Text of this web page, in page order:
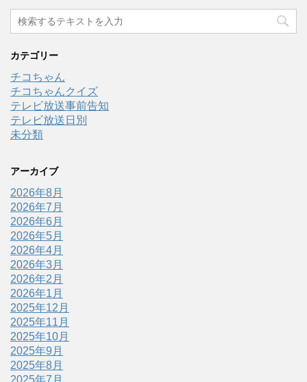
カテゴリー
チコちゃん
チコちゃんクイズ
テレビ放送事前告知
テレビ放送日別
未分類
アーカイブ
2026年8月
2026年7月
2026年6月
2026年5月
2026年4月
2026年3月
2026年2月
2026年1月
2025年12月
2025年11月
2025年10月
2025年9月
2025年8月
2025年7月